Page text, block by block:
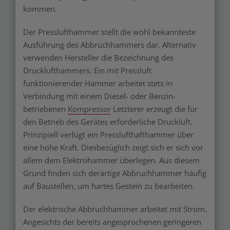
kommen.
Der Presslufthammer stellt die wohl bekannteste
Ausführung des Abbruchhammers dar. Alternativ
verwenden Hersteller die Bezeichnung des
Drucklufthammers. Ein mit Pressluft
funktionierender Hammer arbeitet stets in
Verbindung mit einem Diesel- oder Benzin-
betriebenen Kompressor Letzterer erzeugt die für
den Betrieb des Gerätes erforderliche Druckluft.
Prinzipiell verfügt ein Presslufthafthammer über
eine hohe Kraft. Diesbezüglich zeigt sich er sich vor
allem dem Elektrohammer überlegen. Aus diesem
Grund finden sich derartige Abbruchhammer häufig
auf Baustellen, um hartes Gestein zu bearbeiten.
Der elektrische Abbruchhammer arbeitet mit Strom.
Angesichts der bereits angesprochenen geringeren